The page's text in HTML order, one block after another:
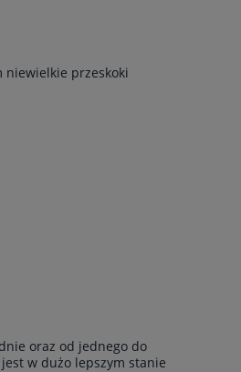
niewielkie przeskoki
oraz od jednego do
jest w dużo lepszym stanie